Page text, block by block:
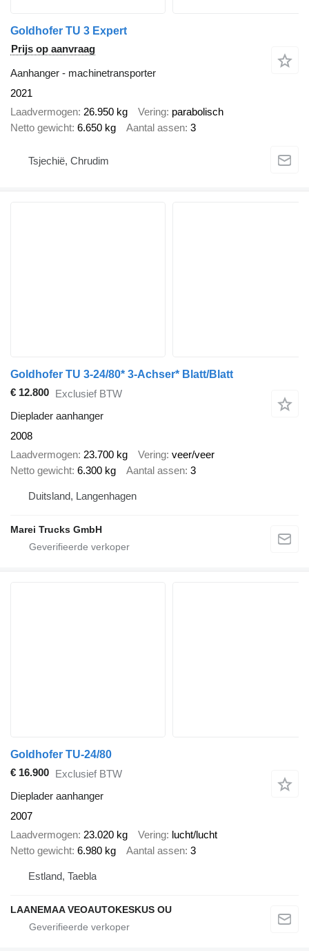
Goldhofer TU 3 Expert
Prijs op aanvraag
Aanhanger - machinetransporter
2021
Laadvermogen 26.950 kg Vering parabolisch
Netto gewicht 6.650 kg Aantal assen 3
Tsjechië, Chrudim
Goldhofer TU 3-24/80* 3-Achser* Blatt/Blatt
€ 12.800 Exclusief BTW
Dieplader aanhanger
2008
Laadvermogen 23.700 kg Vering veer/veer
Netto gewicht 6.300 kg Aantal assen 3
Duitsland, Langenhagen
Marei Trucks GmbH
Goldhofer TU-24/80
€ 16.900 Exclusief BTW
Dieplader aanhanger
2007
Laadvermogen 23.020 kg Vering lucht/lucht
Netto gewicht 6.980 kg Aantal assen 3
Estland, Taebla
LAANEMAA VEOAUTOKESKUS OU